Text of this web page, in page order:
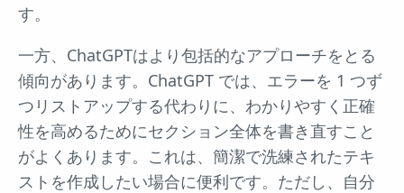
す。
一方、ChatGPTはより包括的なアプローチをとる
傾向があります。ChatGPT では、エラーを 1 つず
つリストアップする代わりに、わかりやすく正確
性を高めるためにセクション全体を書き直すこと
がよくあります。これは、簡潔で洗練されたテキ
ストを作成したい場合に便利です。ただし、自分